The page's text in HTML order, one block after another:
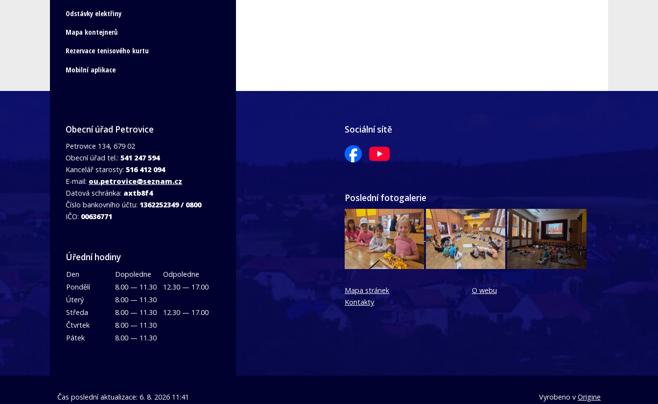
Odstávky elektřiny
Mapa kontejnerů
Rezervace tenisového kurtu
Mobilní aplikace
Obecní úřad Petrovice
Petrovice 134, 679 02
Obecní úřad tel.: 541 247 594
Kancelář starosty: 516 412 094
E-mail: ou.petrovice@seznam.cz
Datová schránka: axtb8f4
Číslo bankovního účtu: 1362252349 / 0800
IČO: 00636771
Úřední hodiny
Den Dopoledne
Odpoledne
Pondělí
8.00 — 11.30
12.30 — 17.00
Úterý
8.00 — 11.30
Středa
8.00 — 11.30
12.30 — 17.00
Čtvrtek
8.00 — 11.30
Pátek
8.00 — 11.30
Sociální sítě
Poslední fotogalerie
Mapa stránek
Kontakty
O webu
Čas poslední aktualizace: 6. 8. 2026 11:41 Vyrobeno v Origine